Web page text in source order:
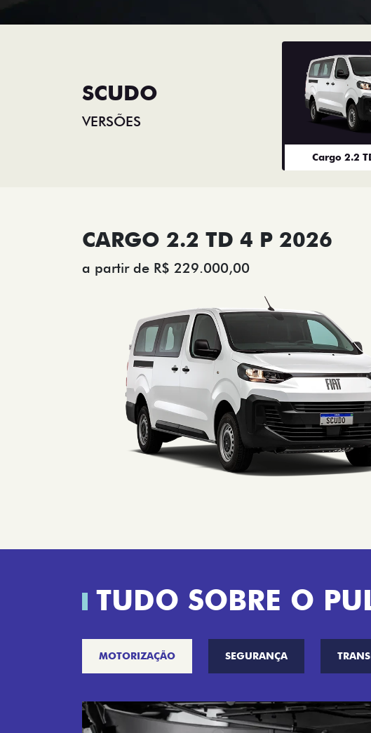
SCUDO
VERSÕES
Cargo 2.2
CARGO 2.2 TD 4 P 2026
a partir de R$ 229.000,00
TUDO SOBRE O
MOTORIZAÇÃO SEGURANÇA